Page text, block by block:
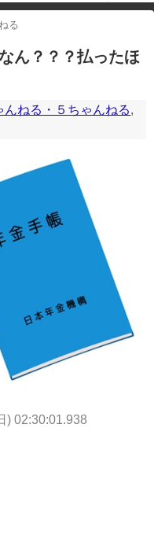
中国「台風接近！」台風13号「三峡直撃予測」中国「上流大洪水！（三峡上流」中国都市「8/5の映像（動画」三峡ダム「緊急放流（決壊危機」中国「下流大水害（震え声」→
サイト全体のレイアウトが崩れ
る
ん？？？払ったほ
んねる・５ちゃんねる,
) 02:30:01.938